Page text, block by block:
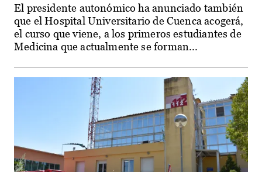
El presidente autonómico ha anunciado también
que el Hospital Universitario de Cuenca acogerá,
el curso que viene, a los primeros estudiantes de
Medicina que actualmente se forman...